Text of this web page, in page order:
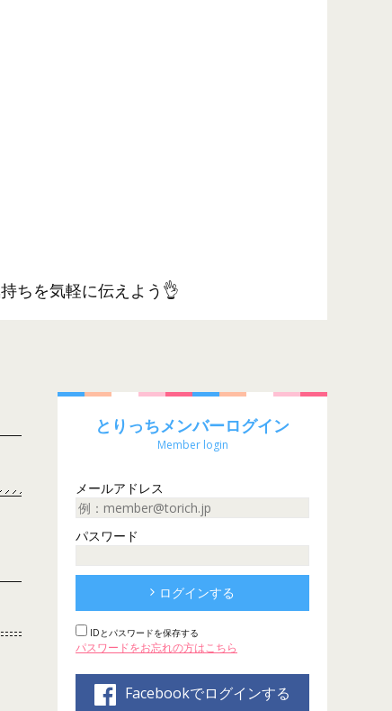
ちを気軽に伝えよう👌
とりっちメンバーログイン
Member login
メールアドレス
パスワード
ログインする
IDとパスワードを保存する
パスワードをお忘れの方はこちら
Facebookでログインする